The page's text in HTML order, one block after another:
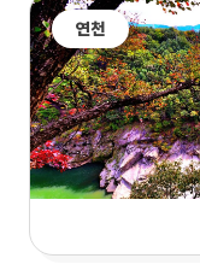
연천